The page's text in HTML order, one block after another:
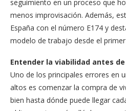
seguimiento en un proceso que
menos improvisación. Además,
España con el número E174 y
modelo de trabajo desde el
Entender la viabilidad antes
Uno de los principales errores en
altos es comenzar la compra de
bien hasta dónde puede llegar